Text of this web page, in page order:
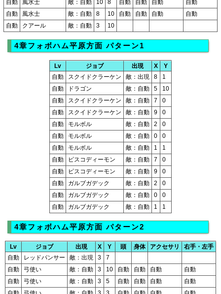
自動
風水士 敵：自動 10 8 自動 自動 自動
自動
自動
風水士 敵：自動 8 10 自動 自動 自動
自動
自動
クアール 敵：自動 3 10
4章フォボハム平原方面 パターン1
Lv ジョブ 出現 X
Y
自動
スクイドクラーケン 敵：出現 8
1
自動
ドラゴン 敵：自動 5
10
自動
スクイドクラーケン 敵：自動 7
0
自動
スクイドクラーケン 敵：自動 9
0
自動
モルボル 敵：自動 2
0
自動
モルボル 敵：自動 0
0
自動
モルボル 敵：自動 1
1
自動
ピスコディーモン 敵：自動 7
0
自動
ピスコディーモン 敵：自動 9
0
自動
ガルブガデック 敵：自動 2
0
自動
ガルブガデック 敵：自動 0
0
自動
ガルブガデック 敵：自動 1 1
4章フォボハム平原方面 パターン2
Lv ジョブ 出現 X Y 頭 身体 アクセサリ
右手・左手
自動
レッドパンサー 敵：出現 3
7
自動
弓使い 敵：自動 3 10 自動 自動 自動
自動
自動
弓使い 敵：自動 3 5 自動 自動 自動
自動